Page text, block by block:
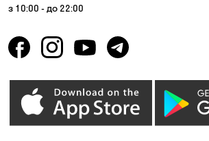
з 10:00 - до 22:00